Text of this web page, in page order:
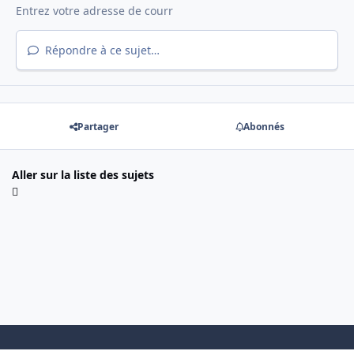
Répondre à ce sujet…
Partager Abonnés
Aller sur la liste des sujets